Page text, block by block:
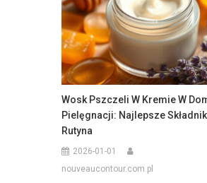
Wosk Pszczeli W Kremie W
Pielęgnacji: Najlepsze Składniki
Rutyna
2026-01-01
nouveaucontour.com.pl